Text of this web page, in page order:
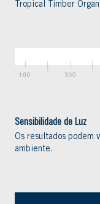
Tropical Timber
Sensibilidade de Luz
Os resultados podem
ambiente.